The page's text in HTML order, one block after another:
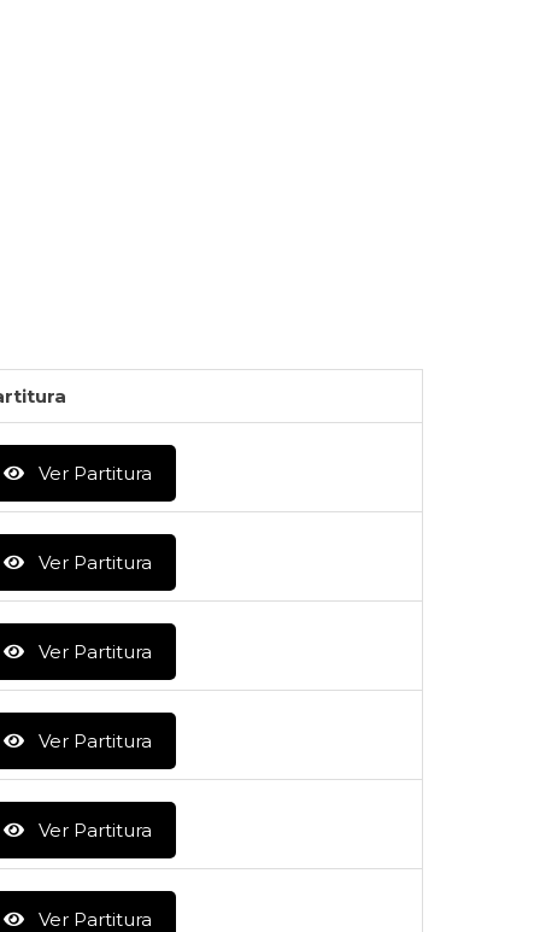
Ver Partitura
Ver Partitura
Ver Partitura
Ver Partitura
Ver Partitura
Ver Partitura